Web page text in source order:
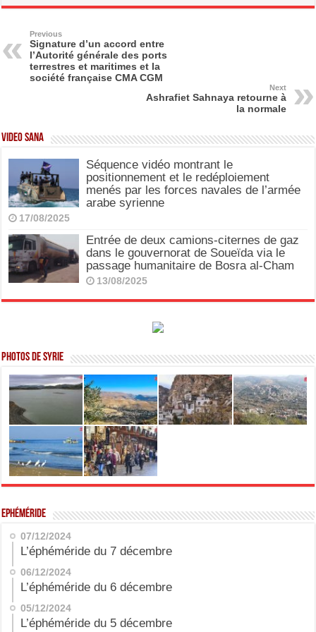
b
o
o
d
o
n
Previous
Signature d’un accord entre
l’Autorité générale des ports
terrestres et maritimes et la
société française CMA CGM
Next
Ashrafiet Sahnaya retourne à
la normale
Video SANA
Séquence vidéo montrant le
positionnement et le redéploiement
menés par les forces navales de l’armée
arabe syrienne
17/08/2025
Entrée de deux camions-citernes de gaz
dans le gouvernorat de Soueïda via le
passage humanitaire de Bosra al-Cham
13/08/2025
Photos de Syrie
Ephéméride
07/12/2024
L’éphéméride du 7 décembre
06/12/2024
L’éphéméride du 6 décembre
05/12/2024
L’éphéméride du 5 décembre